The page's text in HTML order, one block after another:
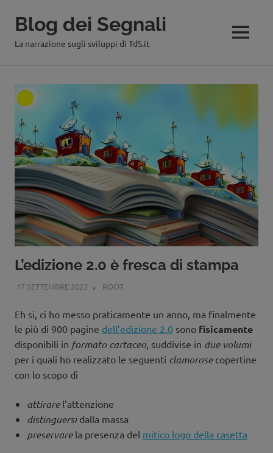
contenuto
Blog dei Segnali
La narrazione sugli sviluppi di TdS.it MENU
L’edizione 2.0 è fresca di stampa
17 SETTEMBRE 2023 ROOTEDITORIALE
Eh si, ci ho messo praticamente un anno, ma finalmente
le più di 900 pagine dell’edizione 2.0 sono fisicamente
disponibili in formato cartaceo , suddivise in due volumi
per i quali ho realizzato le seguenti clamorose copertine
con lo scopo di
attirarel’attenzione
distinguersidalla massa
preservarela presenza del mitico logo della casetta